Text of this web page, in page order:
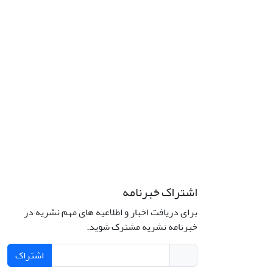
اشتراک خبرنامه
برای دریافت اخبار و اطلاعیه های مهم نشریه در
خبرنامه نشریه مشترک شوید.
اشتراک